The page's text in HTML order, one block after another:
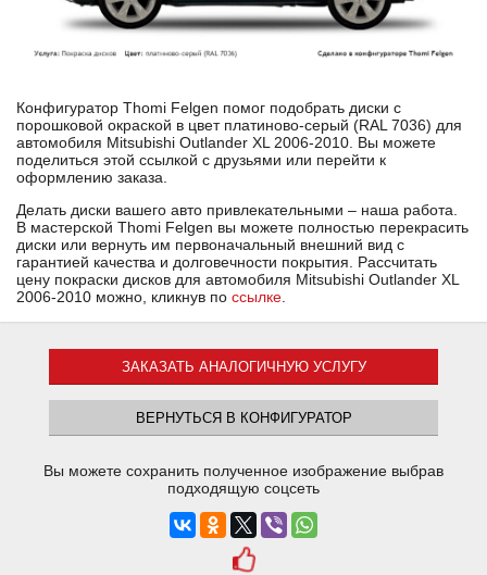
Конфигуратор Thomi Felgen помог подобрать диски с
порошковой окраской в цвет платиново-серый (RAL 7036) для
автомобиля Mitsubishi Outlander XL 2006-2010. Вы можете
поделиться этой ссылкой с друзьями или перейти к
оформлению заказа.
Делать диски вашего авто привлекательными – наша работа.
В мастерской Thomi Felgen вы можете полностью перекрасить
диски или вернуть им первоначальный внешний вид с
гарантией качества и долговечности покрытия. Рассчитать
цену покраски дисков для автомобиля Mitsubishi Outlander XL
2006-2010 можно, кликнув по ссылке.
ЗАКАЗАТЬ АНАЛОГИЧНУЮ УСЛУГУ
ВЕРНУТЬСЯ В КОНФИГУРАТОР
Вы можете сохранить полученное изображение выбрав
подходящую соцсеть